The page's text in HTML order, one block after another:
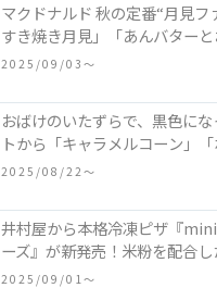
マクドナルド 秋の定番“月見フ
すき焼き月見」「あんバター
「月見マ ックシェイク 山梨県
2025/09/03〜
おばけのいたずらで、黒色に
トから「キャラメルコーン」
ン限定商品が新発売♪
2025/08/22〜
井村屋から本格冷凍ピザ『
ーズ』が新発売！米粉を配合
ろごろ具材×とろけるチーズ
2025/09/01〜